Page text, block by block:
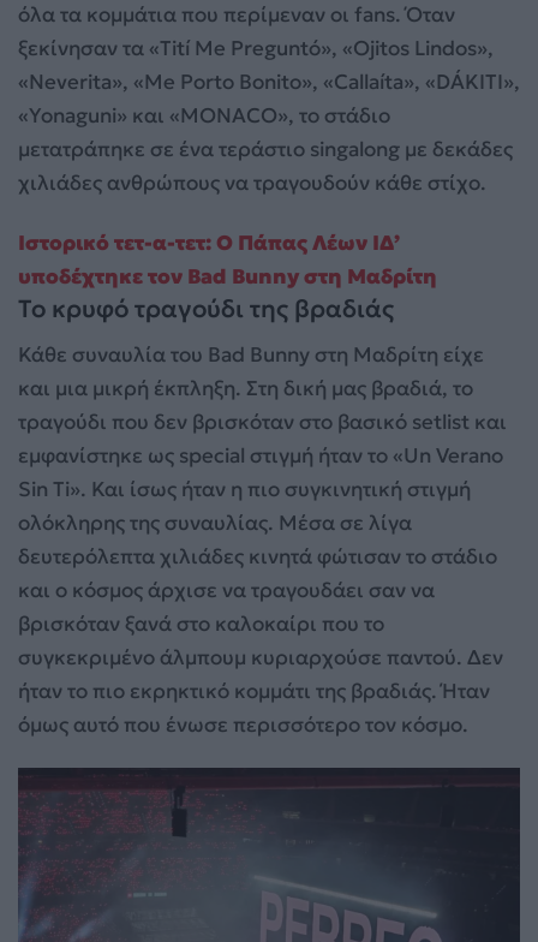
όλα τα κομμάτια που περίμεναν οι fans. Όταν
ξεκίνησαν τα «Tití Me Preguntó», «Ojitos Lindos»,
«Neverita», «Me Porto Bonito», «Callaíta», «DÁKITI»,
«Yonaguni» και «MONACO», το στάδιο
μετατράπηκε σε ένα τεράστιο singalong με δεκάδες
χιλιάδες ανθρώπους να τραγουδούν κάθε στίχο.
Ιστορικό τετ-α-τετ: Ο Πάπας Λέων ΙΔ’
υποδέχτηκε τον Bad Bunny στη Μαδρίτη
Το κρυφό τραγούδι της βραδιάς
Κάθε συναυλία του Bad Bunny στη Μαδρίτη είχε
και μια μικρή έκπληξη. Στη δική μας βραδιά, το
τραγούδι που δεν βρισκόταν στο βασικό setlist και
εμφανίστηκε ως special στιγμή ήταν το «Un Verano
Sin Ti». Και ίσως ήταν η πιο συγκινητική στιγμή
ολόκληρης της συναυλίας. Μέσα σε λίγα
δευτερόλεπτα χιλιάδες κινητά φώτισαν το στάδιο
και ο κόσμος άρχισε να τραγουδάει σαν να
βρισκόταν ξανά στο καλοκαίρι που το
συγκεκριμένο άλμπουμ κυριαρχούσε παντού. Δεν
ήταν το πιο εκρηκτικό κομμάτι της βραδιάς. Ήταν
όμως αυτό που ένωσε περισσότερο τον κόσμο.